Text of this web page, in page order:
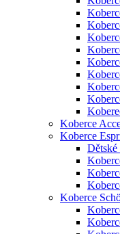
Koberce
Koberce
Dětské
Koberce